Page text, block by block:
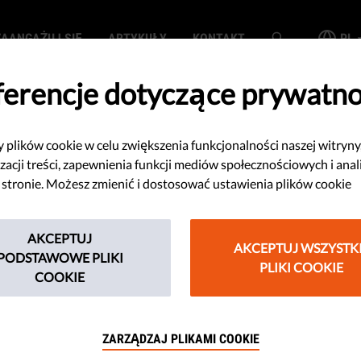
SIĘ ARTYKUŁY KONTAKT PL
w Polsce to
kobiet
zakazuje aborcji, grozi wolnym
atakuje demokrację i prawa
dotyczące
plików cookie w celu zwiększenia funkcjonalności naszej
treści, zapewnienia funkcji mediów społecznościowych i
stronie. Możesz zmienić i dostosować ustawienia plików cookie
AKCEPTUJ
PLIKI
COOKIE
AKCEPTUJ
PLIKI COOKIE
ZARZĄDZAJ PLIKAMI COOKIE